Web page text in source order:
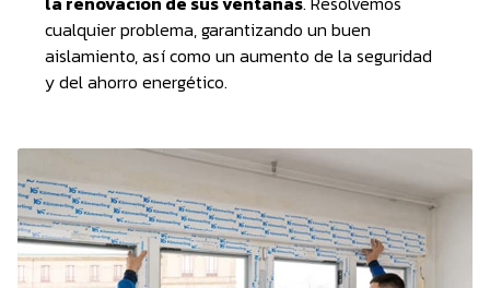
cualquier problema, garantizando un buen
aislamiento, así como un aumento de la seguridad
y del ahorro energético.